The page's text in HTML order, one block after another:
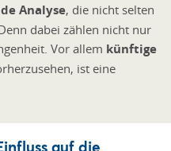
Analyse, die nicht selten
dabei zählen nicht nur
Vor allem künftige
ist eine
auf die